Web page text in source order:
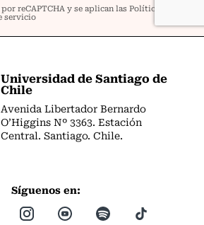
Universidad de Santiago de
Chile
Avenida Libertador Bernardo
O’Higgins Nº 3363. Estación
Central. Santiago. Chile.
Síguenos en: